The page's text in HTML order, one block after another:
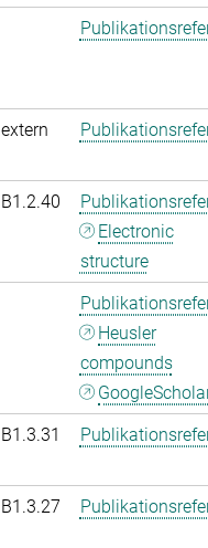
extern
B1.2.40
Electronic
structure
Heusler
compounds
B1.3.31
B1.3.27